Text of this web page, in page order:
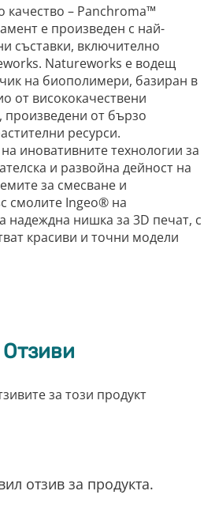
качество – Panchroma™
е произведен с най-
съставки, включително
Natureworks е водещ
на биополимери, базиран в
от висококачествени
произведени от бързо
ресурси.
иновативните технологии за
и развойна дейност на
за смесване и
смолите Ingeo® на
надеждна нишка за 3D печат, с
красиви и точни модели
Отзиви
за този продукт
отзив за продукта.